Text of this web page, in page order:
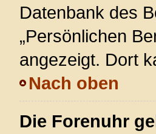
Datenbank des
„Persönlichen
angezeigt. Dort
Nach oben
Die Forenuhr